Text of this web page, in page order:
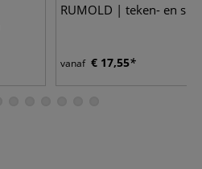
RUMOLD | teken- en
vanaf € 17,55